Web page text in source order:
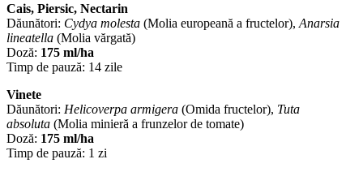
Cais, Piersic, Nectarin
Dăunători: Cydya molesta (Molia europeană a fructelor), Anarsia
lineatella (Molia vărgată)
Doză: 175 ml/ha
Timp de pauză: 14 zile
Vinete
Dăunători: Helicoverpa armigera (Omida fructelor), Tuta
absoluta (Molia minieră a frunzelor de tomate)
Doză: 175 ml/ha
Timp de pauză: 1 zi